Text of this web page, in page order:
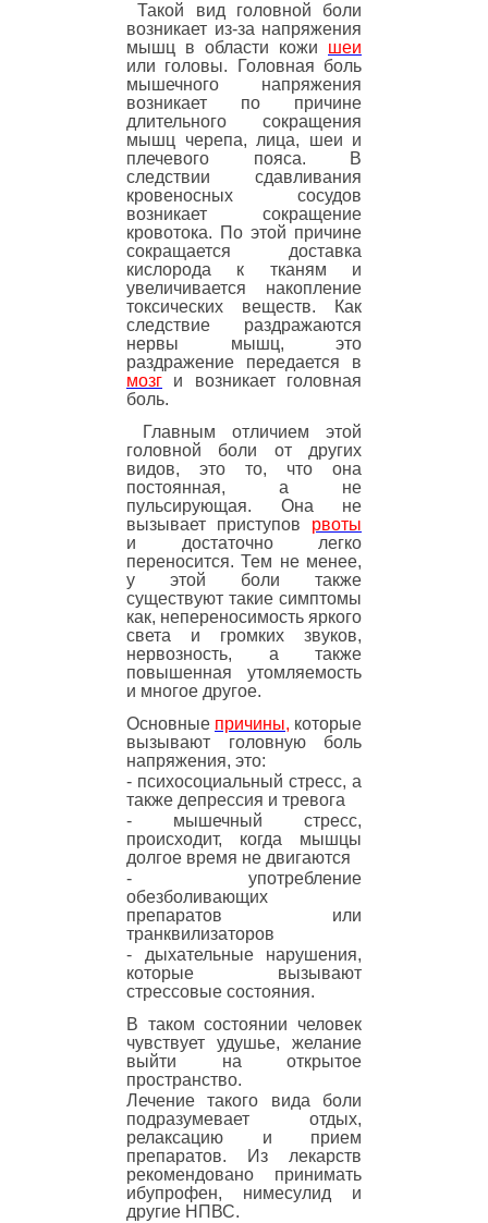
Такой вид головной боли
возникает из-за напряжения
мышц в области кожи шеи
или головы. Головная боль
мышечного напряжения
возникает по причине
длительного сокращения
мышц черепа, лица, шеи и
плечевого пояса. В
следствии сдавливания
кровеносных сосудов
возникает сокращение
кровотока. По этой причине
сокращается доставка
кислорода к тканям и
увеличивается накопление
токсических веществ. Как
следствие раздражаются
нервы мышц, это
раздражение передается в
мозг и возникает головная
боль.
Главным отличием этой
головной боли от других
видов, это то, что она
постоянная, а не
пульсирующая. Она не
вызывает приступов рвоты
и достаточно легко
переносится. Тем не менее,
у этой боли также
существуют такие симптомы
как, непереносимость яркого
света и громких звуков,
нервозность, а также
повышенная утомляемость
и многое другое.
Основные причины, которые
вызывают головную боль
напряжения, это:
- психосоциальный стресс, а
также депрессия и тревога
- мышечный стресс,
происходит, когда мышцы
долгое время не двигаются
- употребление
обезболивающих
препаратов или
транквилизаторов
- дыхательные нарушения,
которые вызывают
стрессовые состояния.
В таком состоянии человек
чувствует удушье, желание
выйти на открытое
пространство.
Лечение такого вида боли
подразумевает отдых,
релаксацию и прием
препаратов. Из лекарств
рекомендовано принимать
ибупрофен, нимесулид и
другие НПВС.